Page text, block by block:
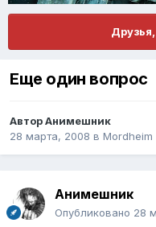
Еще один вопрос
АвторАнимешник
28 марта, 2008 в Mordheim
Анимешник
Опубликовано 28